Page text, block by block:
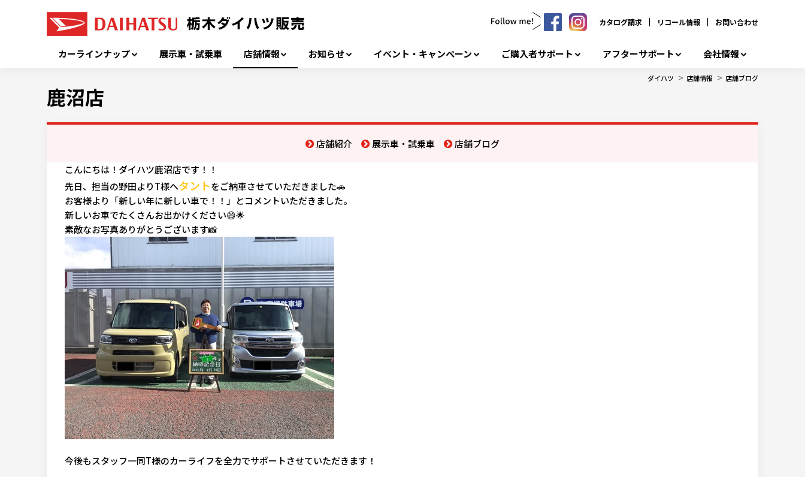
カタログ請求 リコール情報 お問い合わせ
カーラインナップ 展示車・試乗車 店舗情報 お知らせ イベント・キャンペーン ご購入者サポート アフターサポート 会社情報
ダイハツ > 店舗情報 > 店舗ブログ
鹿沼店
店舗紹介 展示車・試乗車 店舗ブログ
こんにちは！ダイハツ鹿沼店です！！
先日、担当の野田よりT様へタントをご納車させていただきました🚗
お客様より「新しい年に新しい車で！！」とコメントいただきました。
新しいお車でたくさんお出かけください😄🌟
素敵なお写真ありがとうございます📸
今後もスタッフ一同T様のカーライフを全力でサポートさせていただきます！